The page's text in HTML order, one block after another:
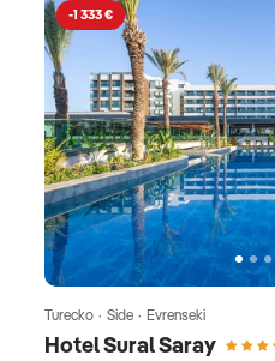
-1 333 €
Hotel Sural Saray
Turecko · Side · Evrenseki